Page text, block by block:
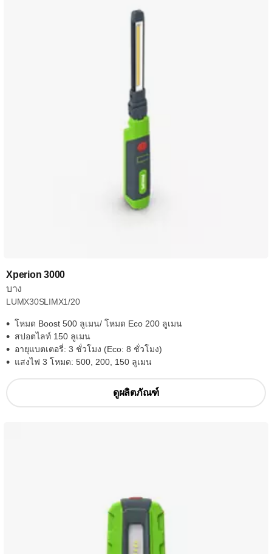
Xperion 3000
บาง
LUMX30SLIMX1/20
โหมด Boost 500 ลูเมน/ โหมด Eco 200 ลูเมน
สปอตไลท์ 150 ลูเมน
อายุแบตเตอรี่: 3 ชั่วโมง (Eco: 8 ชั่วโมง)
แสงไฟ 3 โหมด: 500, 200, 150 ลูเมน
ดูผลิตภัณฑ์